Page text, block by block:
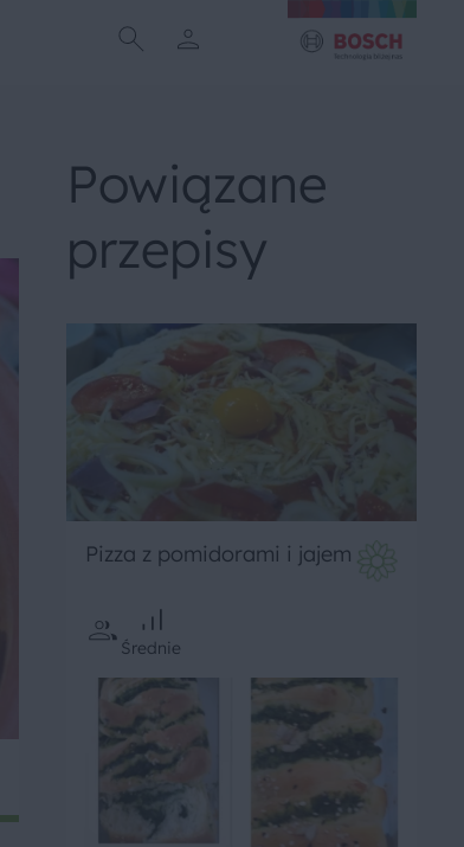
Powiązane
przepisy
Pizza z pomidorami i jajem
Średnie